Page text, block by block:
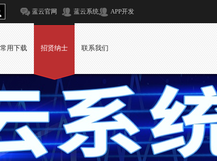
蓝云官网 蓝云系统 APP开发
常用下载 招贤纳士 联系我们